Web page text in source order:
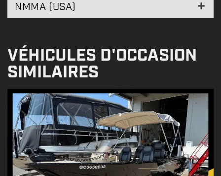
NMMA (USA)
VÉHICULES D'OCCASION
SIMILAIRES